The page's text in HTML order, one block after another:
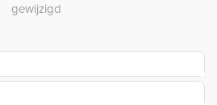
gewijzigd